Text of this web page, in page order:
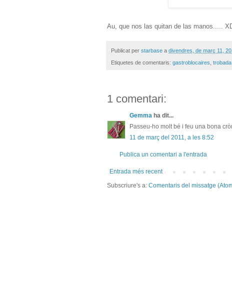
Au, que nos las quitan de las manos.....
Publicat per starbase a divendres, de març 11,
Etiquetes de comentaris: gastroblocaires
1 comentari:
Gemma ha dit...
Passeu-ho molt bé i feu una bona
11 de març del 2011, a les 8:52
Publica un comentari a l'entrada
Entrada més recent
Subscriure's a: Comentaris del missatge